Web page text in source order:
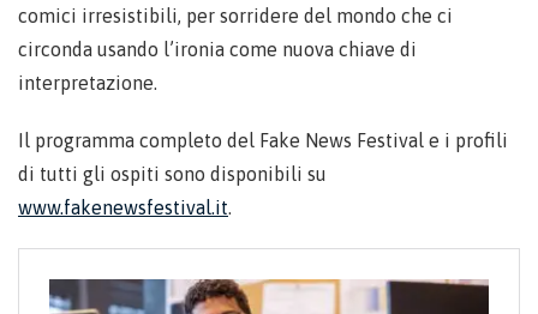
comici irresistibili, per sorridere del mondo che ci
circonda usando l’ironia come nuova chiave di
interpretazione.
Il programma completo del Fake News Festival e i profili
di tutti gli ospiti sono disponibili su
www.fakenewsfestival.it.